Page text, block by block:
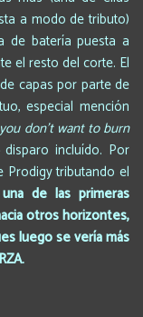
a modo de tributo)
de batería puesta a
el resto del corte. El
capas por parte de
especial mención
don’t want to burn
disparo incluído. Por
Prodigy tributando el
de las primeras
otros horizontes,
luego se vería más